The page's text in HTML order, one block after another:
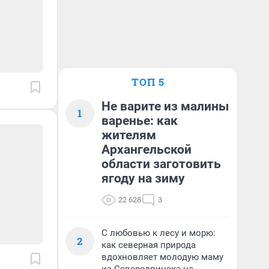
ТОП 5
1
Не варите из малины
варенье: как
жителям
Архангельской
области заготовить
ягоду на зиму
22 628 3
2
С любовью к лесу и морю:
как северная природа
вдохновляет молодую маму